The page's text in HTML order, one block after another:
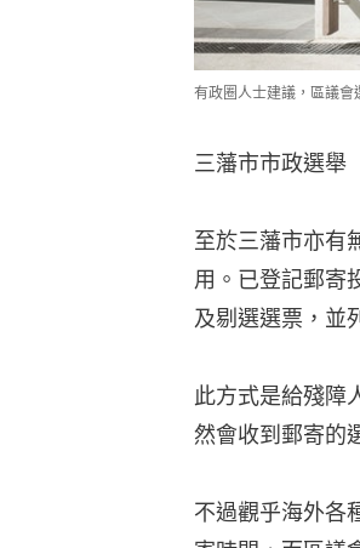
及剔選選票，
此方式是給殘障
寄時間，而區議
時間處理。